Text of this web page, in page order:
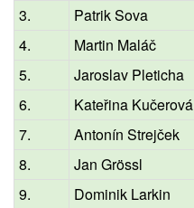
3.
Patrik Sova
4.
Martin Maláč
5.
Jaroslav Pleticha
6.
Kateřina Kučerová
7.
Antonín Strejček
8.
Jan Grössl
9.
Dominik Larkin